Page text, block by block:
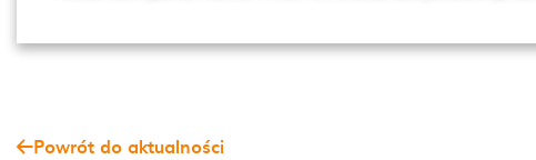
Powrót do aktualności